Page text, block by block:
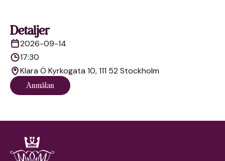
Detaljer
2026-09-14
17:30
Klara Ö Kyrkogata 10, 111 52 Stockholm
Anmälan